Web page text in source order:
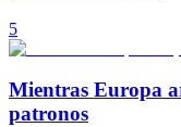
5
Mientras Europa
patronos